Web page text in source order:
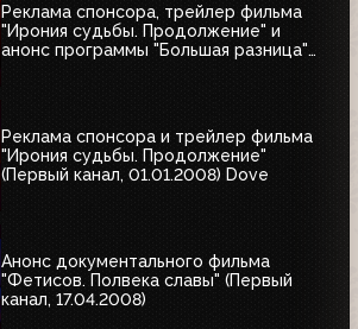
Реклама спонсора, трейлер фильма
"Ирония судьбы. Продолжение" и
анонс программы "Большая разница"
Реклама спонсора и трейлер фильма
"Ирония судьбы. Продолжение"
(Первый канал, 01.01.2008) Dove
Анонс документального фильма
"Фетисов. Полвека славы" (Первый
канал, 17.04.2008)